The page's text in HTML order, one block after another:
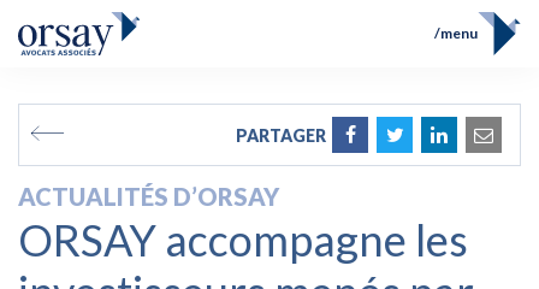
FR
menu
Compétences
Prix et Distinctions
Opérations
Actualités
Contact
PARTAGER
ACTUALITÉS D’ORSAY
ORSAY accompagne les